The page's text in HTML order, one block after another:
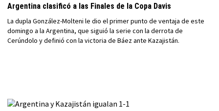
Argentina clasificó a las Finales de la Copa Davis
La dupla González-Molteni le dio el primer punto de ventaja de este
domingo a la Argentina, que siguió la serie con la derrota de
Cerúndolo y definió con la victoria de Báez ante Kazajistán.